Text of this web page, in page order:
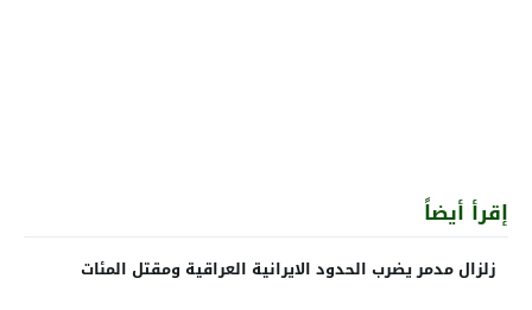
إقرأ أيضاً
زلزال مدمر يضرب الحدود الايرانية العراقية ومقتل المئات